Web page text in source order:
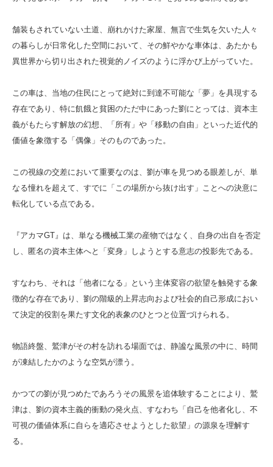
舗装もされていない土道、崩れかけた家屋、無言で生気を欠いた人々
の暮らしが日常化した空間において、その鮮やかな車体は、あたかも
異世界から切り出された視覚的ノイズのように浮かび上がっていた。
この車は、当地の住民にとって絶対に到達不可能な「夢」を具現する
存在であり、特に飢餓と貧困のただ中にあった劉にとっては、資本主
義がもたらす解放の幻想、「所有」や「移動の自由」といった近代的
価値を象徴する「偶像」そのものであった。
この視線の交差において重要なのは、劉が車を見つめる眼差しが、単
なる憧れを超えて、すでに「この場所から抜け出す」ことへの決意に
転化している点である。
『アカマGT』は、単なる機械工業の産物ではなく、自身の出自を否定
し、匿名の資本主体へと「変身」しようとする意志の投影先である。
すなわち、それは「他者になる」という主体変容の欲望を触発する象
徴的な存在であり、劉の階級的上昇志向および社会的自己形成におい
て決定的役割を果たす文化的表象のひとつと位置づけられる。
物語終盤、鷲津がその村を訪れる場面では、静謐な風景の中に、時間
が凍結したかのような空気が漂う。
かつての劉が見つめたであろうその風景を追体験することにより、鷲
津は、劉の資本主義的衝動の発火点、すなわち「自己を他者化し、不
可視の価値体系に自らを適応させようとした欲望」の源泉を理解す
る。